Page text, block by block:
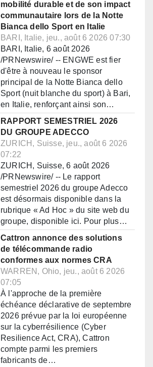
mobilité durable et de son impact
communautaire lors de la Notte
Bianca dello Sport en Italie
BARI, Italie, jeu., août 6 2026 07:30
BARI, Italie, 6 août 2026
/PRNewswire/ -- ENGWE est fier
d'être à nouveau le sponsor
principal de la Notte Bianca dello
Sport (nuit blanche du sport) à Bari,
en Italie, renforçant ainsi son…
RAPPORT SEMESTRIEL 2026
DU GROUPE ADECCO
ZURICH, Suisse, jeu., août 6 2026
07:22
ZURICH, Suisse, 6 août 2026
/PRNewswire/ -- Le rapport
semestriel 2026 du groupe Adecco
est désormais disponible dans la
rubrique « Ad Hoc » du site web du
groupe, disponible ici. Pour plus…
Cattron annonce des solutions
de télécommande radio
conformes aux normes CRA
WARREN, Ohio, jeu., août 6 2026
07:05
À l'approche de la première
échéance déclarative de septembre
2026 prévue par la loi européenne
sur la cyberrésilience (Cyber
Resilience Act, CRA), Cattron
compte parmi les premiers
fabricants de…